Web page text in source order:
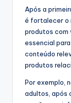
Após a
é fortalecer o
produtos com
essencial
conteúdo
produtos
Por exemplo,
adultos, após